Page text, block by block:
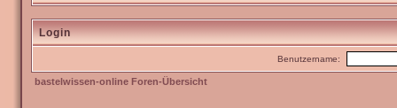
Login
Benutzername:
bastelwissen-online Foren-Übersicht